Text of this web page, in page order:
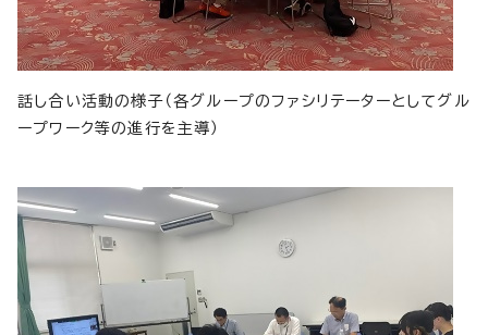
話し合い活動の様子（各グループのファシリテーターとしてグル
ープワーク等の進行を主導）